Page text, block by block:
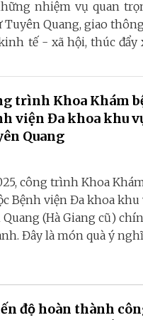
nhiệm vụ quan
Quang, giao
tế - xã hội, thúc
trình Khoa Khám
viện Đa khoa khu
Quang
công trình Khoa
Bệnh viện Đa khoa khu
(Hà Giang cũ)
Đây là món quà ý
độ hoàn thành